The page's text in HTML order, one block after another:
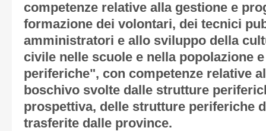
competenze relative alla gestione e
formazione dei volontari, dei tecnici
amministratori e allo sviluppo della
civile nelle scuole e nella popolazione
periferiche", con competenze relative
boschivo svolte dalle strutture
prospettiva, delle strutture periferiche
trasferite dalle province.